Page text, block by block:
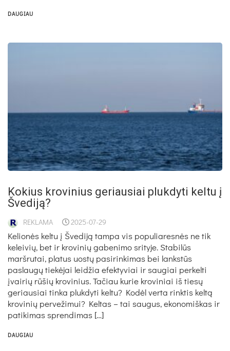
DAUGIAU
Kokius krovinius geriausiai plukdyti keltu į
Švediją?
REKLAMA 2025-07-29
Kelionės keltu į Švediją tampa vis populiaresnės ne tik
keleivių, bet ir krovinių gabenimo srityje. Stabilūs
maršrutai, platus uostų pasirinkimas bei lankstūs
paslaugų tiekėjai leidžia efektyviai ir saugiai perkelti
įvairių rūšių krovinius. Tačiau kurie kroviniai iš tiesų
geriausiai tinka plukdyti keltu? Kodėl verta rinktis keltą
krovinių pervežimui? Keltas – tai saugus, ekonomiškas ir
patikimas sprendimas […]
DAUGIAU